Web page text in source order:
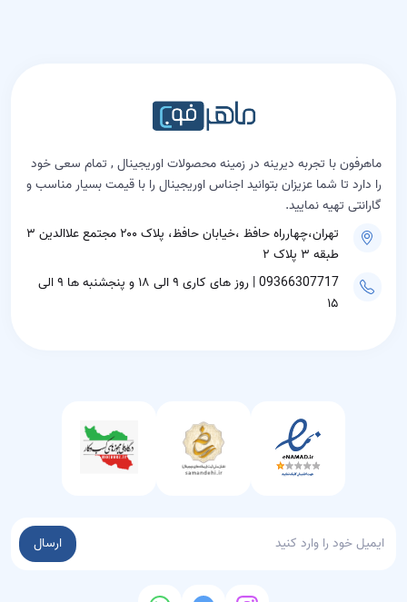
ماهرفون با تجربه دیرینه در زمینه محصولات اوریجینال , تمام سعی خود
را دارد تا شما عزیزان بتوانید اجناس اوریجینال را با قیمت بسیار مناسب و
گارانتی تهیه نمایید.
تهران،چهارراه حافظ ،خیابان حافظ، پلاک ۲۰۰ مجتمع علاالدین ۳
طبقه ۳ پلاک ۲
09366307717 | روز های کاری ۹ الی ۱۸ و پنجشنبه ها ۹ الی
۱۵
ارسال